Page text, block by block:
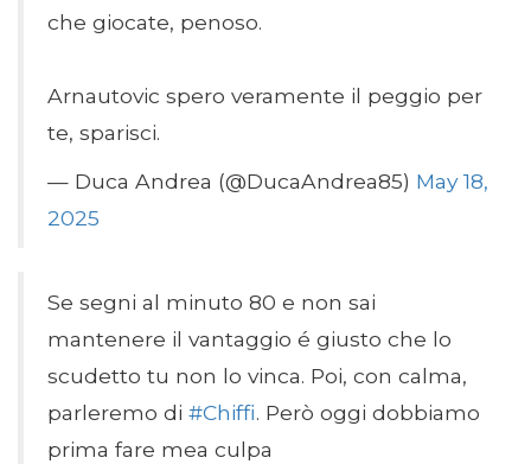
che giocate, penoso.
Arnautovic spero veramente il peggio per
te, sparisci.
— Duca Andrea (@DucaAndrea85) May 18,
2025
Se segni al minuto 80 e non sai
mantenere il vantaggio é giusto che lo
scudetto tu non lo vinca. Poi, con calma,
parleremo di #Chiffi. Però oggi dobbiamo
prima fare mea culpa